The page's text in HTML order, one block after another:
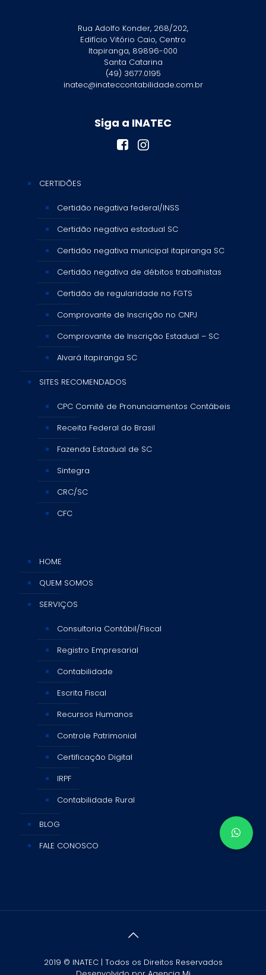
Rua Adolfo Konder, 268/202,
Edifício Vitório Caio, Centro
Itapiranga, 89896-000
Santa Catarina
(49) 3677.0195
inatec@inateccontabilidade.com.br
Siga a INATEC
CERTIDÕES
Certidão negativa federal/INSS
Certidão negativa estadual SC
Certidão negativa municipal itapiranga SC
Certidão negativa de débitos trabalhistas
Certidão de regularidade no FGTS
Comprovante de Inscrição no CNPJ
Comprovante de Inscrição Estadual – SC
Alvará Itapiranga SC
SITES RECOMENDADOS
CPC Comitê de Pronunciamentos Contábeis
Receita Federal do Brasil
Fazenda Estadual de SC
Sintegra
CRC/SC
CFC
HOME
QUEM SOMOS
SERVIÇOS
Consultoria Contábil/Fiscal
Registro Empresarial
Contabilidade
Escrita Fiscal
Recursos Humanos
Controle Patrimonial
Certificação Digital
IRPF
Contabilidade Rural
BLOG
FALE CONOSCO
2019 © INATEC | Todos os Direitos Reservados